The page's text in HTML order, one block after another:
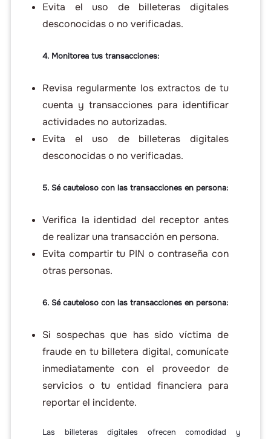
Evita el uso de billeteras digitales
desconocidas o no verificadas.
4. Monitorea tus transacciones:
Revisa regularmente los extractos de tu
cuenta y transacciones para identificar
actividades no autorizadas.
Evita el uso de billeteras digitales
desconocidas o no verificadas.
5. Sé cauteloso con las transacciones en persona:
Verifica la identidad del receptor antes
de realizar una transacción en persona.
Evita compartir tu PIN o contraseña con
otras personas.
6. Sé cauteloso con las transacciones en persona:
Si sospechas que has sido víctima de
fraude en tu billetera digital, comunícate
inmediatamente con el proveedor de
servicios o tu entidad financiera para
reportar el incidente.
Las billeteras digitales ofrecen comodidad y